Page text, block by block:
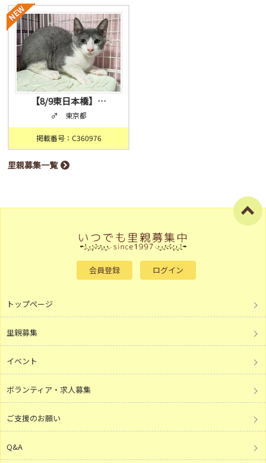
【8/9東日本橋】…
♂ 東京都
掲載番号：C360976
里親募集一覧
会員登録 ログイン
トップページ
里親募集
イベント
ボランティア・求人募集
ご支援のお願い
Q&A